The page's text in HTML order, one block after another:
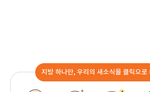
지방 하나만, 우리의 새소식을 클릭으로